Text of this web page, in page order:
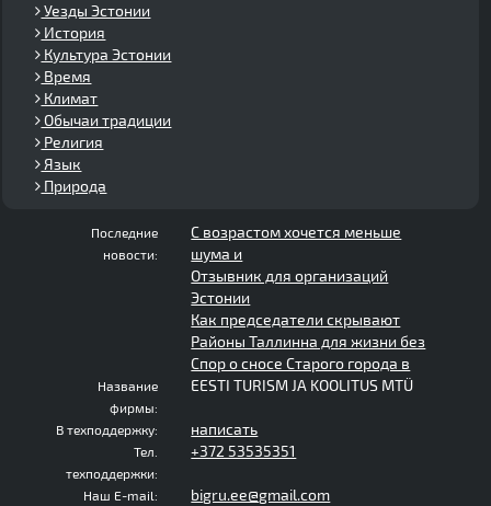
Уезды Эстонии
История
Культура Эстонии
Время
Климат
Обычаи традиции
Религия
Язык
Природа
Последние
новости:
С возрастом хочется меньше
шума и
Отзывник для организаций
Эстонии
Как председатели скрывают
Районы Таллинна для жизни без
Спор о сносе Старого города в
Название
фирмы:
EESTI TURISM JA KOOLITUS MTÜ
В техподдержку: написать
Тел.
техподдержки:
+372 53535351
Наш E-mail: bigru.ee@gmail.com